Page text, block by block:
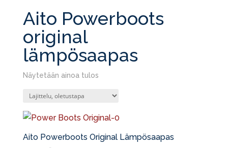
Aito Powerboots
original
lämpösaapas
Näytetään ainoa tulos
Aito Powerboots Original Lämpösaapas